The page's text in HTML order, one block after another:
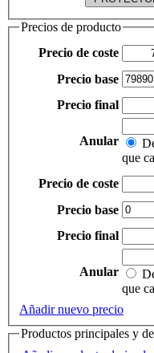
Precios de producto
Precio de coste
Precio base
Precio final
Anular
que
Precio de coste
Precio base
Precio final
Anular
que
Añadir nuevo precio
Productos principales y